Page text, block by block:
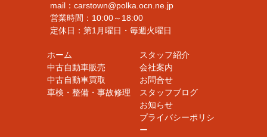
mail：carstown@polka.ocn.ne.jp
営業時間：10:00～18:00
定休日：第1月曜日・毎週火曜日
ホーム
中古自動車販売
中古自動車買取
車検・整備・事故修理
スタッフ紹介
会社案内
お問合せ
スタッフブログ
お知らせ
プライバシーポリシ
ー